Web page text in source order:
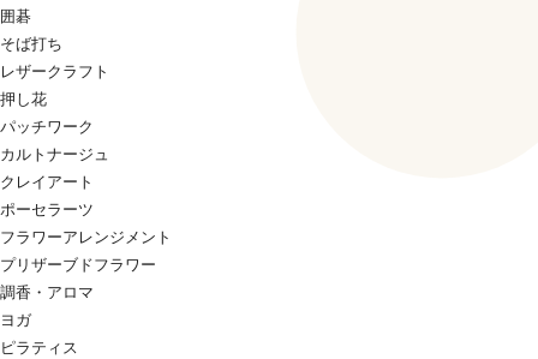
囲碁
そば打ち
レザークラフト
押し花
パッチワーク
カルトナージュ
クレイアート
ポーセラーツ
フラワーアレンジメント
プリザーブドフラワー
調香・アロマ
ヨガ
ピラティス